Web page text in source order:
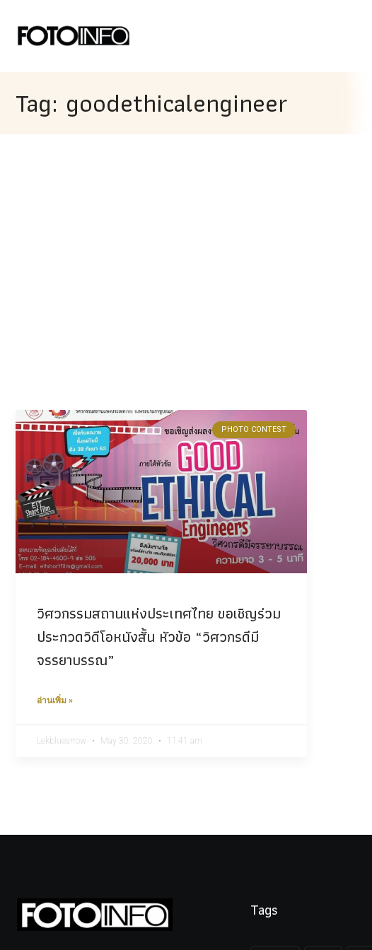
Tag: goodethicalengineer
PHOTO CONTEST
วิศวกรรมสถานแห่งประเทศไทย ขอเชิญร่วม
ประกวดวิดีโอหนังสั้น หัวข้อ “วิศวกรดีมี
จรรยาบรรณ”
อ่านเพิ่ม »
Lekbluearrow May 30, 2020 11:41 am
Tags